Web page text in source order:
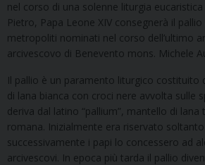
nel corso di una solenne liturgia eucaristica
Pietro, Papa Leone XIV consegnerà il
metropoliti nominati nel corso dell’ultimo
arcivescovo di Benevento mons. Michele
Il pallio è un paramento liturgico costituito
di lana bianca con croci nere avvolta sulle
deriva dal latino “pallium”, mantello di lana
romana. Inizialmente era riservato
successivamente i papi lo concessero ad
arcivescovi. In epoca più tarda il pallio